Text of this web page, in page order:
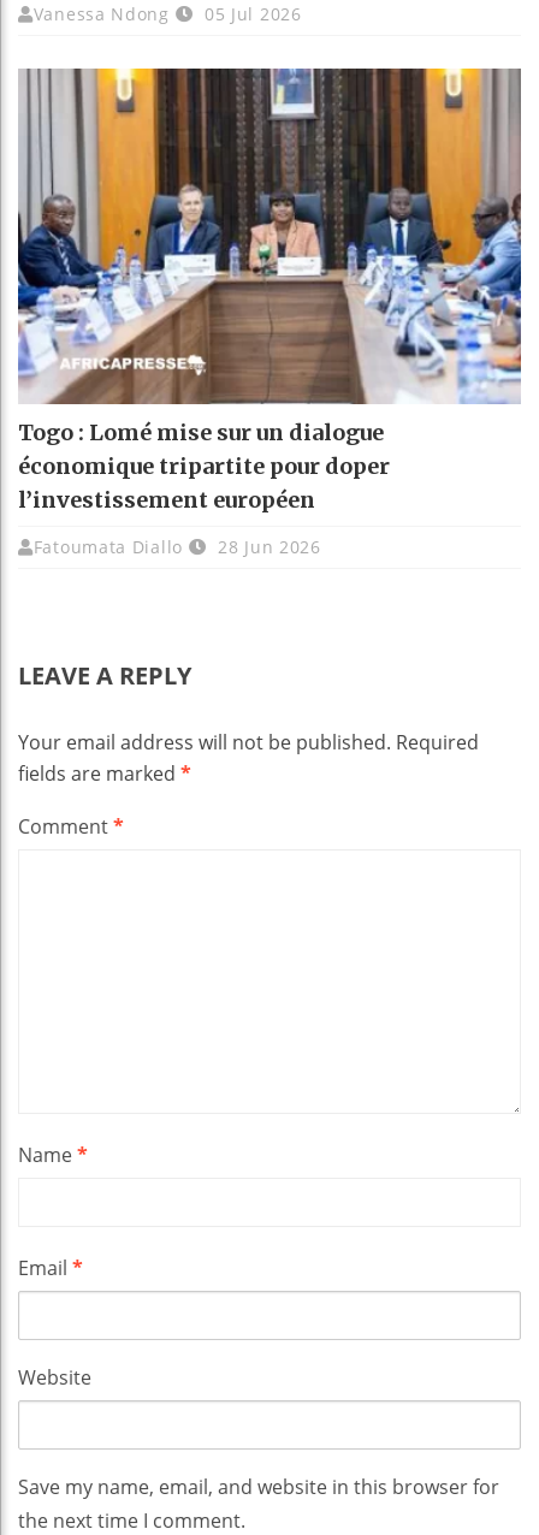
Vanessa Ndong 05 Jul 2026
Togo : Lomé mise sur un dialogue
économique tripartite pour doper
l’investissement européen
Fatoumata Diallo 28 Jun 2026
LEAVE A REPLY
Your email address will not be published. Required
fields are marked *
Comment*
Name*
Email *
Website
Save my name, email, and website in this browser for
the next time I comment.